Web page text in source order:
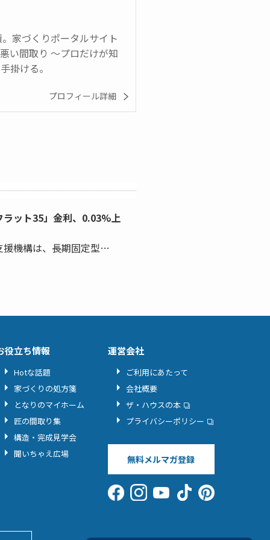
家づくりポータルサイト
い間取り ～プロだけが知
掛ける。
プロフィール詳細
ラット35」金利、0.03%上
援機構は、長期固定型…
役立ち情報
Hotな話題
家づくりの処方箋
となりのマイホーム
匠の間取り集
構造・完成見学会
聞いちゃえ広場
運営会社
ご利用にあたって
会社概要
ザ・ハウスの本
プライバシーポリシー
無料メルマガ登録